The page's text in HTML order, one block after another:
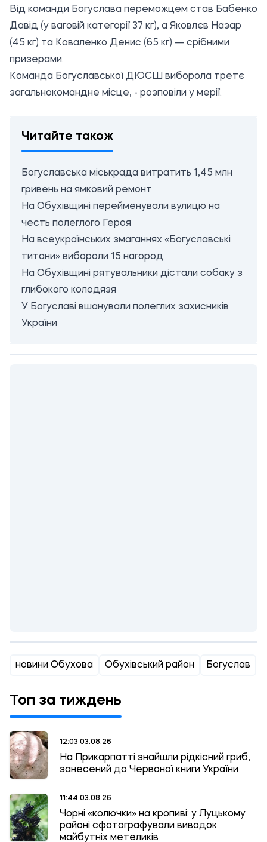
Від команди Богуслава переможцем став Бабенко
Давід (у ваговій категорії 37 кг), а Яковлєв Назар
(45 кг) та Коваленко Денис (65 кг) — срібними
призерами.
Команда Богуславської ДЮСШ виборола третє
загальнокомандне місце, - розповіли у мерії.
Читайте також
Богуславська міськрада витратить 1,45 млн
гривень на ямковий ремонт
На Обухівщині перейменували вулицю на
честь полеглого Героя
На всеукраїнських змаганнях «Богуславські
титани» вибороли 15 нагород
На Обухівщині рятувальники дістали собаку з
глибокого колодязя
У Богуславі вшанували полеглих захисників
України
новини Обухова Обухівський район Богуслав
Топ за тиждень
12:03 03.08.26
На Прикарпатті знайшли рідкісний гриб,
занесений до Червоної книги України
11:44 03.08.26
Чорні «колючки» на кропиві: у Луцькому
районі сфотографували виводок
майбутніх метеликів